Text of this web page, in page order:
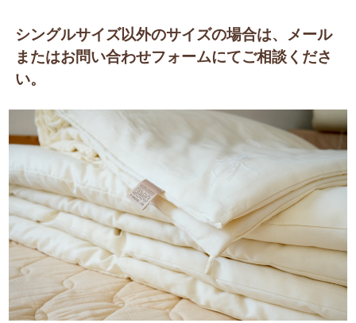
シングルサイズ以外のサイズの場合は、メール
またはお問い合わせフォームにてご相談くださ
い。